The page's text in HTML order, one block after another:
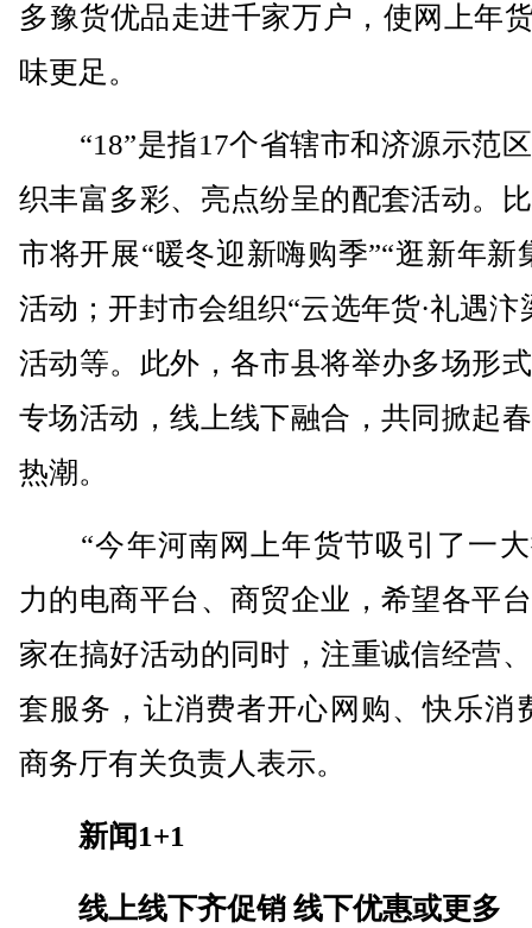
多豫货优品走进千家万户，使网上年
味更足。
“18”是指17个省辖市和济源示范
织丰富多彩、亮点纷呈的配套活动。
市将开展“暖冬迎新嗨购季”“逛新年新
活动；开封市会组织“云选年货·礼遇汴
活动等。此外，各市县将举办多场形
专场活动，线上线下融合，共同掀起
热潮。
“今年河南网上年货节吸引了一大
力的电商平台、商贸企业，希望各平
家在搞好活动的同时，注重诚信经营
套服务，让消费者开心网购、快乐消
商务厅有关负责人表示。
新闻1+1
线上线下齐促销 线下优惠或更多